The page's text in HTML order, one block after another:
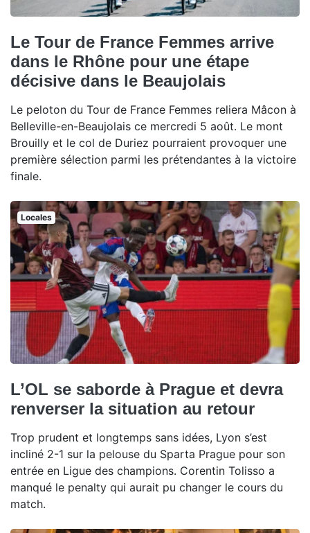
Le Tour de France Femmes arrive
dans le Rhône pour une étape
décisive dans le Beaujolais
Le peloton du Tour de France Femmes reliera Mâcon à
Belleville-en-Beaujolais ce mercredi 5 août. Le mont
Brouilly et le col de Duriez pourraient provoquer une
première sélection parmi les prétendantes à la victoire
finale.
Locales
L’OL se saborde à Prague et devra
renverser la situation au retour
Trop prudent et longtemps sans idées, Lyon s’est
incliné 2-1 sur la pelouse du Sparta Prague pour son
entrée en Ligue des champions. Corentin Tolisso a
manqué le penalty qui aurait pu changer le cours du
match.